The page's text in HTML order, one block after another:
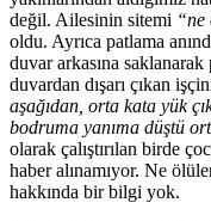
değil. Ailesinin sitemi “ne
oldu. Ayrıca patlama
duvar arkasına
duvardan dışarı çıkan
aşağıdan, orta kata yük
bodruma yanıma düştü
olarak çalıştırılan birde
haber alınamıyor. Ne
hakkında bir bilgi yok.